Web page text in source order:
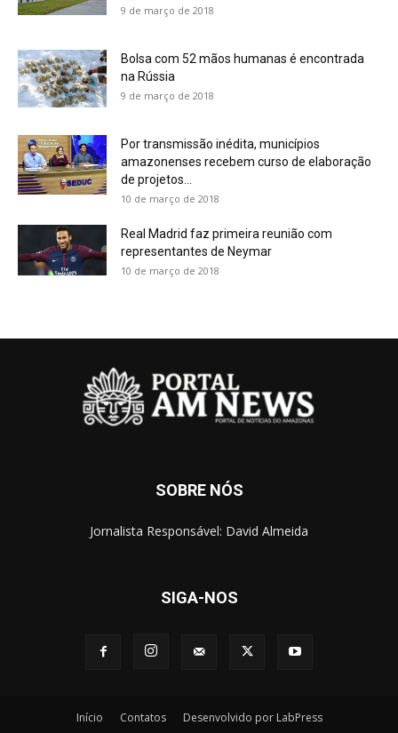
9 de março de 2018
Bolsa com 52 mãos humanas é encontrada
na Rússia
9 de março de 2018
Por transmissão inédita, municípios
amazonenses recebem curso de elaboração
de projetos...
10 de março de 2018
Real Madrid faz primeira reunião com
representantes de Neymar
10 de março de 2018
SOBRE NÓS
Jornalista Responsável: David Almeida
SIGA-NOS
Início Contatos Desenvolvido por LabPress